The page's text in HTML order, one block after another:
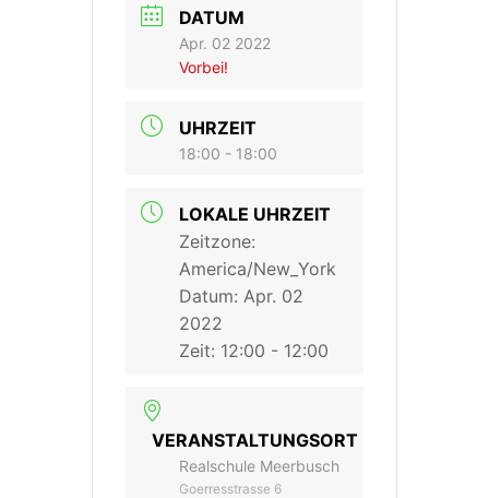
DATUM
Apr. 02 2022
Vorbei!
UHRZEIT
18:00 - 18:00
LOKALE UHRZEIT
Zeitzone:
America/New_York
Datum: Apr. 02
2022
Zeit: 12:00 - 12:00
VERANSTALTUNGSORT
Realschule Meerbusch
Goerresstrasse 6